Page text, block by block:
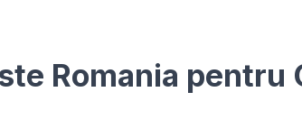
Romania pentru